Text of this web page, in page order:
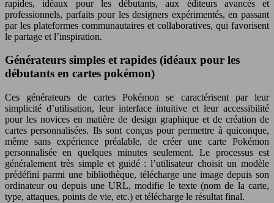
rapides, idéaux pour les débutants, aux éditeurs avancés et
professionnels, parfaits pour les designers expérimentés, en passant
par les plateformes communautaires et collaboratives, qui favorisent
le partage et l’inspiration.
Générateurs simples et rapides (idéaux pour les
débutants en cartes pokémon)
Ces générateurs de cartes Pokémon se caractérisent par leur
simplicité d’utilisation, leur interface intuitive et leur accessibilité
pour les novices en matière de design graphique et de création de
cartes personnalisées. Ils sont conçus pour permettre à quiconque,
même sans expérience préalable, de créer une carte Pokémon
personnalisée en quelques minutes seulement. Le processus est
généralement très simple et guidé : l’utilisateur choisit un modèle
prédéfini parmi une bibliothèque, télécharge une image depuis son
ordinateur ou depuis une URL, modifie le texte (nom de la carte,
type, attaques, points de vie, etc.) et télécharge le résultat final.